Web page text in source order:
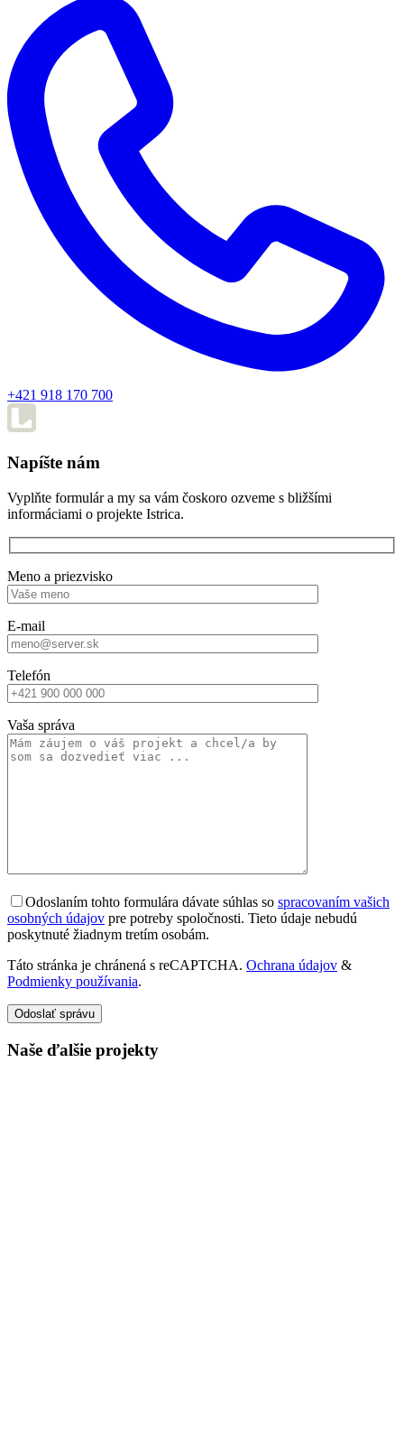
+421 918 170 700
Napíšte nám
Vyplňte formulár a my sa vám čoskoro ozveme s bližšími
informáciami o projekte Istrica.
Meno a priezvisko
E-mail
Telefón
Vaša správa
Odoslaním tohto formulára dávate súhlas so spracovaním vašich
osobných údajov pre potreby spoločnosti. Tieto údaje nebudú
poskytnuté žiadnym tretím osobám.
Táto stránka je chránená s reCAPTCHA. Ochrana údajov &
Podmienky používania.
Odoslať správu
Naše ďalšie projekty